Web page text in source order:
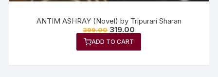
ANTIM ASHRAY (Novel) by Tripurari Sharan
399.00 319.00
ADD TO CART